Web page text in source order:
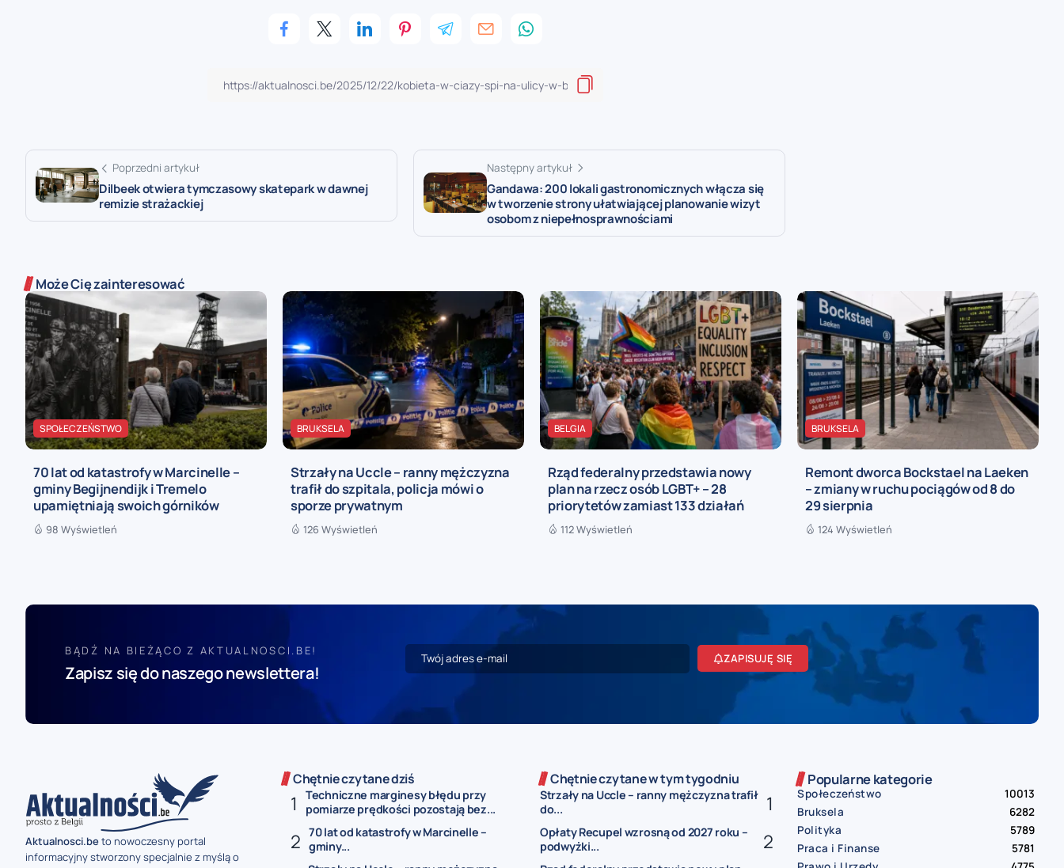
Poprzedni artykuł
Dilbeek otwiera tymczasowy skatepark w dawnej
remizie strażackiej
Następny artykuł
Gandawa: 200 lokali gastronomicznych włącza się
w tworzenie strony ułatwiającej planowanie wizyt
osobom z niepełnosprawnościami
Może Cię zainteresować
SPOŁECZEŃSTWO
70 lat od katastrofy w Marcinelle –
gminy Begijnendijk i Tremelo
upamiętniają swoich górników
98 Wyświetleń
BRUKSELA
Strzały na Uccle – ranny mężczyzna
trafił do szpitala, policja mówi o
sporze prywatnym
126 Wyświetleń
BELGIA
Rząd federalny przedstawia nowy
plan na rzecz osób LGBT+ – 28
priorytetów zamiast 133 działań
112 Wyświetleń
BRUKSELA
Remont dworca Bockstael na Laeken
– zmiany w ruchu pociągów od 8 do
29 sierpnia
124 Wyświetleń
BĄDŹ NA BIEŻĄCO Z AKTUALNOSCI.BE!
Zapisz się do naszego newslettera!
ZAPISUJĘ SIĘ
Aktualnosci.beto nowoczesny portal
informacyjny stworzony specjalnie z myślą o
Chętnie czytane dziś
Techniczne marginesy błędu przy
pomiarze prędkości pozostają bez...
70 lat od katastrofy w Marcinelle –
gminy...
Chętnie czytane w tym tygodniu
Strzały na Uccle – ranny mężczyzna trafił
do...
Opłaty Recupel wzrosną od 2027 roku –
podwyżki...
Popularne kategorie
Społeczeństwo
10013
Bruksela
6282
Polityka
5789
Praca i Finanse
5781